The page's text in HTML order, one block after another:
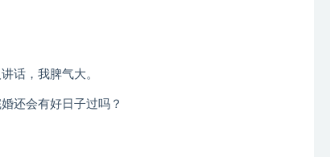
话，我脾气大。
还会有好日子过吗？